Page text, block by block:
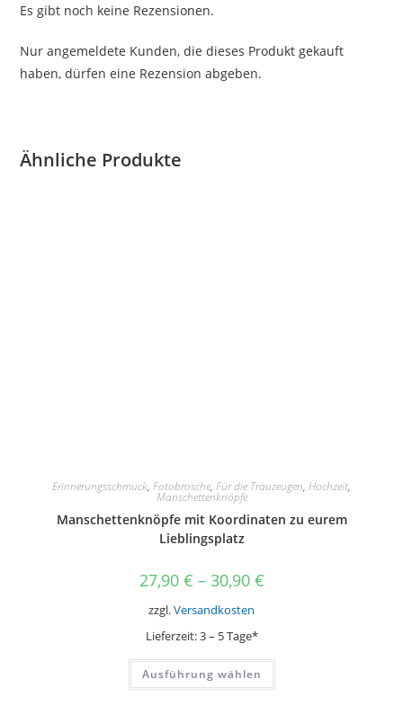
Es gibt noch keine Rezensionen.
Nur angemeldete Kunden, die dieses Produkt gekauft
haben, dürfen eine Rezension abgeben.
Ähnliche Produkte
Erinnerungsschmuck, Fotobrosche, Für die Trauzeugen, Hochzeit,
Manschettenknöpfe
Manschettenknöpfe mit Koordinaten zu eurem
Lieblingsplatz
27,90 € – 30,90 €
zzgl.Versandkosten
Lieferzeit:3 – 5 Tage*
Ausführung wählen
Dieses
weist